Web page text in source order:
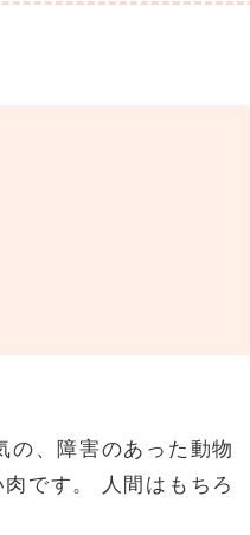
の、障害のあった動物
です。 人間はもちろ